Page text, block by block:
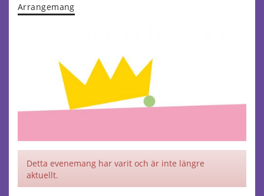
Arrangemang
Detta evenemang har varit och är inte längre
aktuellt.